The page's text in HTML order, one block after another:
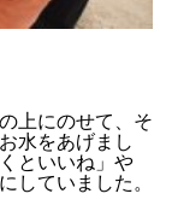
上にのせて、そ
水をあげまし
といいね」や
していました。